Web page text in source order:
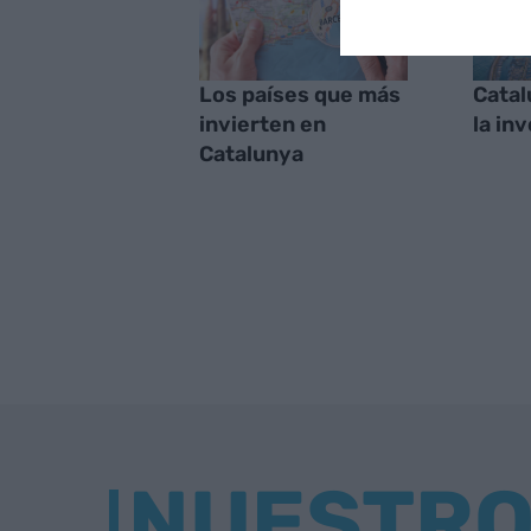
Los países que más
invierten en
Catalunya
la